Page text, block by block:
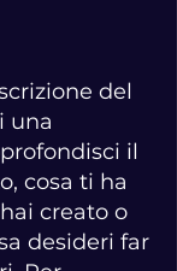
del
una
il
cosa ti ha
creato o
desideri far